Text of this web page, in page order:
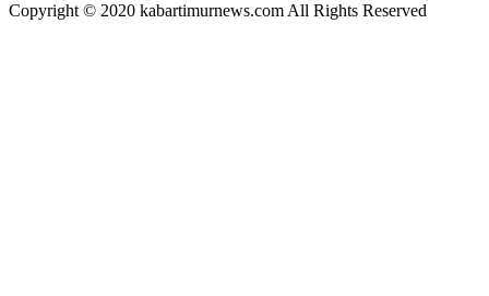
Copyright © 2020 kabartimurnews.com All Rights Reserved